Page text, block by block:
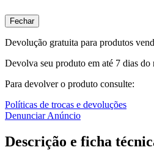
Fechar
Devolução gratuita para produtos
Devolva seu produto em até 7 dias do
Para devolver o produto consulte:
Políticas de trocas e devoluções
Denunciar Anúncio
Descrição e ficha